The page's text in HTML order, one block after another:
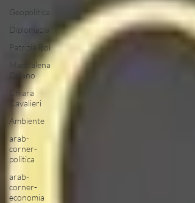
Geopolitica
Diplomazia
Patrizia Boi
Maddalena
Celano
Chiara
Cavalieri
Ambiente
arab-
corner-
politica
arab-
corner-
economia